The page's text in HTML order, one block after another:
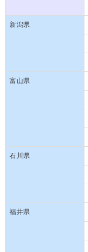
新潟県
富山県
石川県
福井県